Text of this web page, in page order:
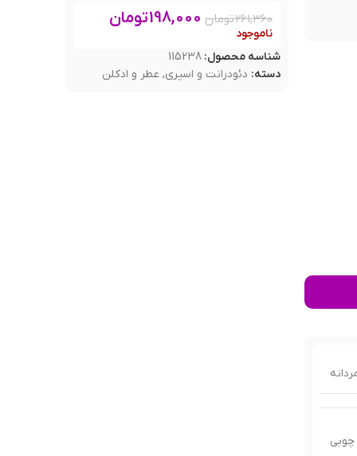
261,360تومان 198,000تومان
ناموجود
شناسه محصول: 115238
دسته: دئودرانت و اسپری, عطر و ادکلن
چوبی